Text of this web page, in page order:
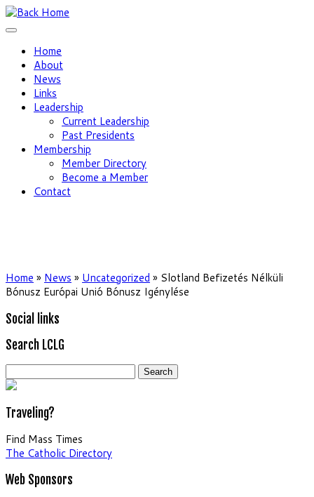
Home
About
News
Links
Leadership
Current Leadership
Past Presidents
Membership
Member Directory
Become a Member
Contact
Home » News » Uncategorized » Slotland Befizetés Nélküli
Bónusz Európai Unió Bónusz Igénylése
Social links
Search LCLG
Search
for:
Traveling?
Find Mass Times
The Catholic Directory
Web Sponsors